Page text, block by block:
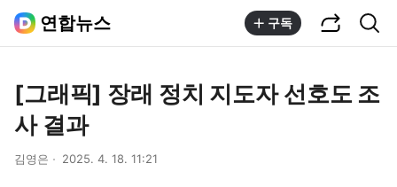
연합뉴스 구독
[그래픽] 장래 정치 지도자 선호도 조
사 결과
김영은 2025. 4. 18. 11:21